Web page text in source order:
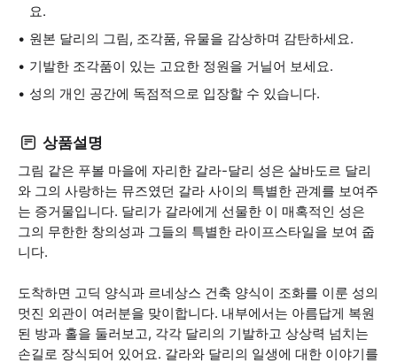
요.
원본 달리의 그림, 조각품, 유물을 감상하며 감탄하세요.
기발한 조각품이 있는 고요한 정원을 거닐어 보세요.
성의 개인 공간에 독점적으로 입장할 수 있습니다.
상품설명
그림 같은 푸볼 마을에 자리한 갈라-달리 성은 살바도르 달리
와 그의 사랑하는 뮤즈였던 갈라 사이의 특별한 관계를 보여주
는 증거물입니다. 달리가 갈라에게 선물한 이 매혹적인 성은
그의 무한한 창의성과 그들의 특별한 라이프스타일을 보여 줍
니다.
도착하면 고딕 양식과 르네상스 건축 양식이 조화를 이룬 성의
멋진 외관이 여러분을 맞이합니다. 내부에서는 아름답게 복원
된 방과 홀을 둘러보고, 각각 달리의 기발하고 상상력 넘치는
손길로 장식되어 있어요. 갈라와 달리의 일생에 대한 이야기를